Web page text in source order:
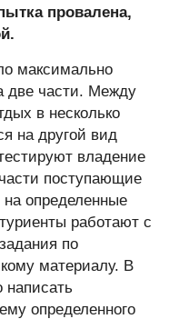
провалена,
максимально
две части. Между
в несколько
на другой вид
владение
поступающие
определенные
работают с
по
материалу. В
написать
определенного